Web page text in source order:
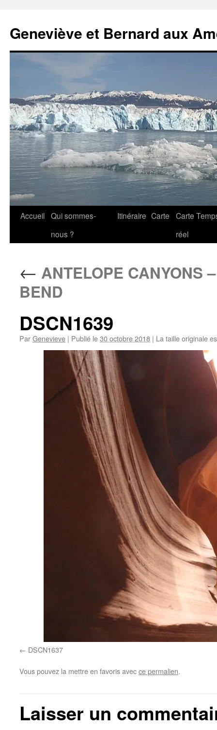
Geneviève et Bernard aux
Aller
Accueil Qui sommes-
nous ?
Itinéraire Carte
Carte
réel
← ANTELOPE CANYONS
BEND
DSCN1639
ParGenevieve | Publié le30 octobre 2018 | La taille originale
DSCN1637
Vous pouvez la mettre en favoris avecce permalien.
Laisser un